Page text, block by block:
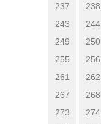
237
238
243
244
249
250
255
256
261
262
267
268
273
274